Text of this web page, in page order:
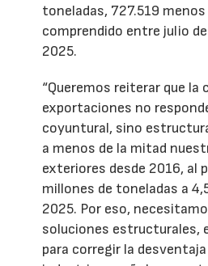
toneladas, 727.519
comprendido entre julio
2025.
“Queremos reiterar que la
exportaciones no
coyuntural, sino
a menos de la mitad
exteriores desde 2016, al
millones de toneladas a
2025. Por eso,
soluciones estructurales,
para corregir la